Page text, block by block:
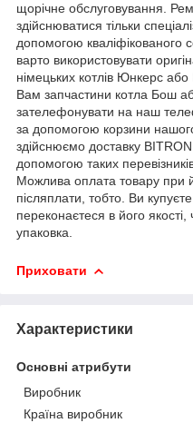
щорічне обслуговування.
здійснюватися тільки
допомогою кваліфікованого
варто використовувати
німецьких котлів Юнкерс або
Вам запчастини котла Бош
зателефонувати на наш
за допомогою корзини
здійснюємо доставку
допомогою таких
Можлива оплата товару при
післяплати, тобто. Ви
переконаєтеся в його якості,
упаковка.
Приховати
Характеристики
Основні атрибути
Виробник
Країна виробник